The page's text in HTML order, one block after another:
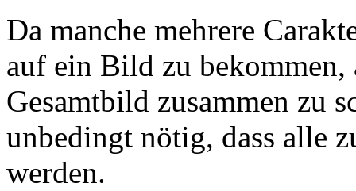
Da manche mehrere
auf ein Bild zu
Gesamtbild zusammen zu
unbedingt nötig, dass alle
werden.